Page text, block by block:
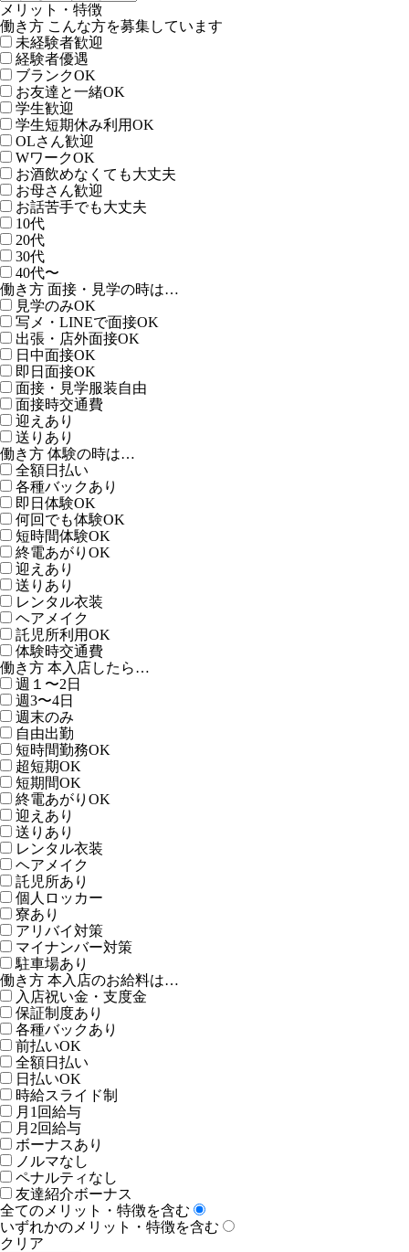
メリット・特徴
働き方 こんな方を募集しています
未経験者歓迎
経験者優遇
ブランクOK
お友達と一緒OK
学生歓迎
学生短期休み利用OK
OLさん歓迎
WワークOK
お酒飲めなくても大丈夫
お母さん歓迎
お話苦手でも大丈夫
10代
20代
30代
40代〜
働き方 面接・見学の時は…
見学のみOK
写メ・LINEで面接OK
出張・店外面接OK
日中面接OK
即日面接OK
面接・見学服装自由
面接時交通費
迎えあり
送りあり
働き方 体験の時は…
全額日払い
各種バックあり
即日体験OK
何回でも体験OK
短時間体験OK
終電あがりOK
迎えあり
送りあり
レンタル衣装
ヘアメイク
託児所利用OK
体験時交通費
働き方 本入店したら…
週１〜2日
週3〜4日
週末のみ
自由出勤
短時間勤務OK
超短期OK
短期間OK
終電あがりOK
迎えあり
送りあり
レンタル衣装
ヘアメイク
託児所あり
個人ロッカー
寮あり
アリバイ対策
マイナンバー対策
駐車場あり
働き方 本入店のお給料は…
入店祝い金・支度金
保証制度あり
各種バックあり
前払いOK
全額日払い
日払いOK
時給スライド制
月1回給与
月2回給与
ボーナスあり
ノルマなし
ペナルティなし
友達紹介ボーナス
全てのメリット・特徴を含む
いずれかのメリット・特徴を含む
クリア